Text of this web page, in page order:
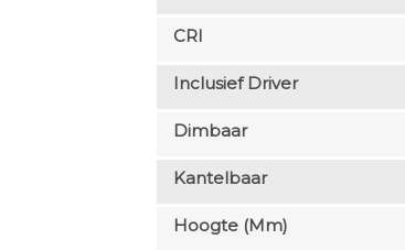
CRI
Inclusief Driver
Dimbaar
Kantelbaar
Hoogte (mm)